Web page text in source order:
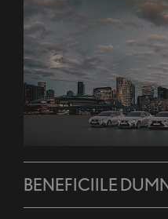
BENEFICIILE